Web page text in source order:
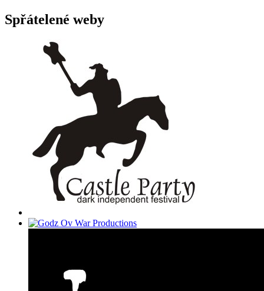
Spřátelené weby